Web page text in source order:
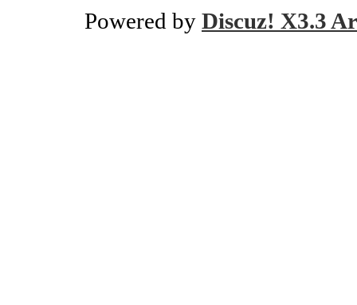
Powered by Discuz! X3.3